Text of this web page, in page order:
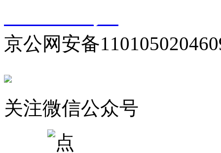
京公网安备
关注微信公众号